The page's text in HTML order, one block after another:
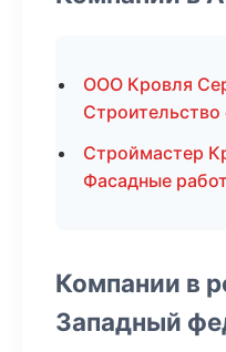
ООО Кровля
Строймастер
Фасадные
Компании в
Западный